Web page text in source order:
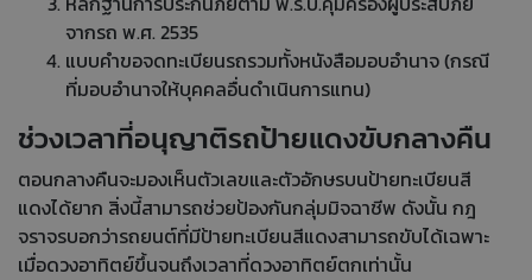
จากรถ พ.ศ. 2535
แบบคำขอจดทะเบียนรถรวมทั้งหนังสือมอบอำนาจ (กรณี
ที่มอบอำนาจให้บุคคลอื่นดำเนินการแทน)
ช่วงเวลาที่อนุญาติรถป้ายแดงขับกลางคืน
ตอนกลางคืนจะมองเห็นตัวเลขและตัวอักษรบนป้ายทะเบียนสี
แดงได้ยาก สิ่งนี้สามารถช่วยป้องกันกลุ่มมิจฉาชีพ ดังนั้น กฎ
จราจรบอกว่ารถยนต์ที่มีป้ายทะเบียนสีแดงสามารถขับได้เฉพาะ
เมื่อดวงอาทิตย์ขึ้นจนถึงเวลาที่ดวงอาทิตย์ตกเท่านั้น